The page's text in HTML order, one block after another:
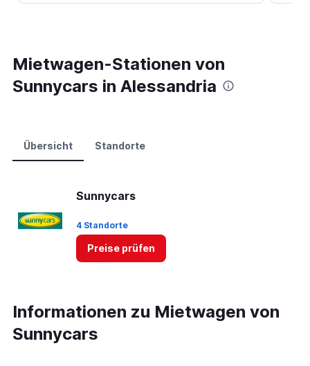
Mietwagen-Stationen von
Sunnycars in Alessandria
Übersicht Standorte
Sunnycars
4 Standorte
Preise prüfen
Informationen zu Mietwagen von
Sunnycars